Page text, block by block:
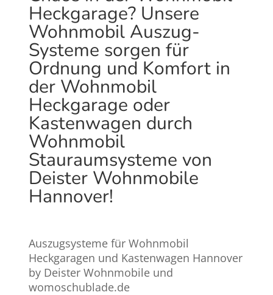
Heckgarage? Unsere
Wohnmobil Auszug-
Systeme sorgen für
Ordnung und Komfort in
der Wohnmobil
Heckgarage oder
Kastenwagen durch
Wohnmobil
Stauraumsysteme von
Deister Wohnmobile
Hannover!
Auszugsysteme für Wohnmobil
Heckgaragen und Kastenwagen Hannover
by Deister Wohnmobile und
womoschublade.de